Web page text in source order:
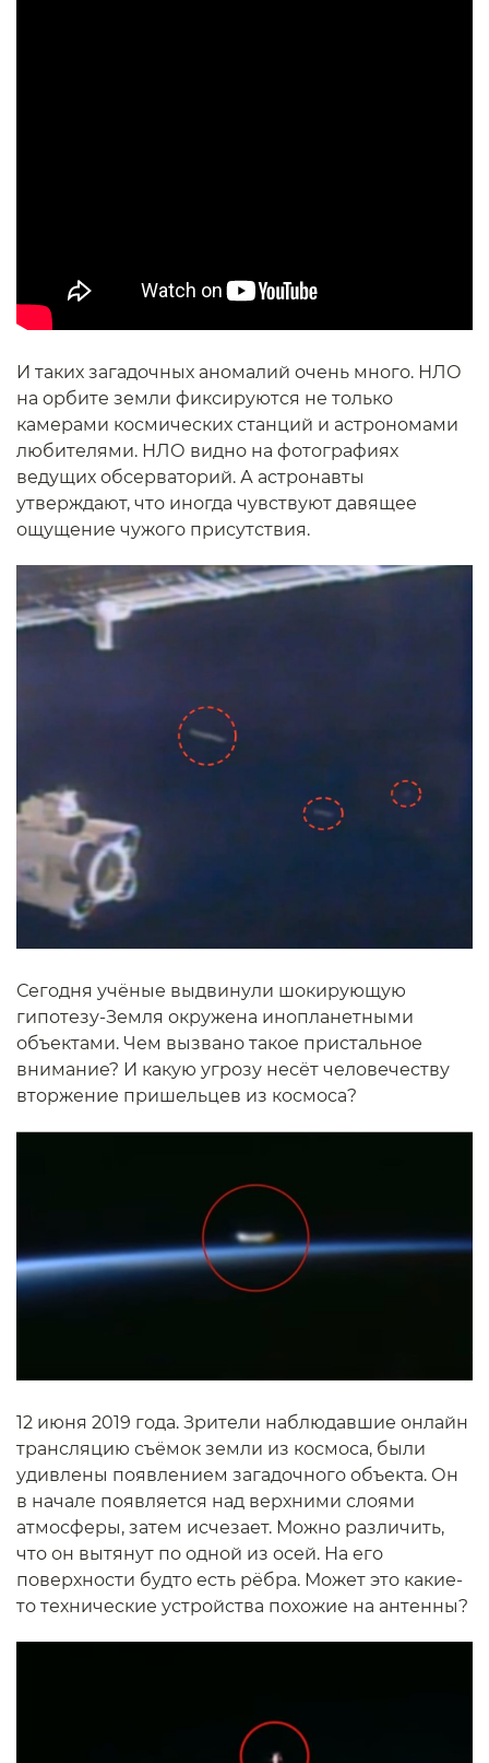
И таких загадочных аномалий очень много. НЛО
на орбите земли фиксируются не только
камерами космических станций и астрономами
любителями. НЛО видно на фотографиях
ведущих обсерваторий. А астронавты
утверждают, что иногда чувствуют давящее
ощущение чужого присутствия.
Сегодня учёные выдвинули шокирующую
гипотезу-Земля окружена инопланетными
объектами. Чем вызвано такое пристальное
внимание? И какую угрозу несёт человечеству
вторжение пришельцев из космоса?
12 июня 2019 года. Зрители наблюдавшие онлайн
трансляцию съёмок земли из космоса, были
удивлены появлением загадочного объекта. Он
в начале появляется над верхними слоями
атмосферы, затем исчезает. Можно различить,
что он вытянут по одной из осей. На его
поверхности будто есть рёбра. Может это какие-
то технические устройства похожие на антенны?